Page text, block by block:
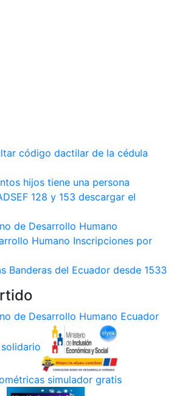
código dactilar de la cédula
hijos tiene una persona
128 y 153 descargar el
de Desarrollo Humano
Humano Inscripciones por
Banderas del Ecuador desde 1533
de Desarrollo Humano Ecuador
simulador gratis